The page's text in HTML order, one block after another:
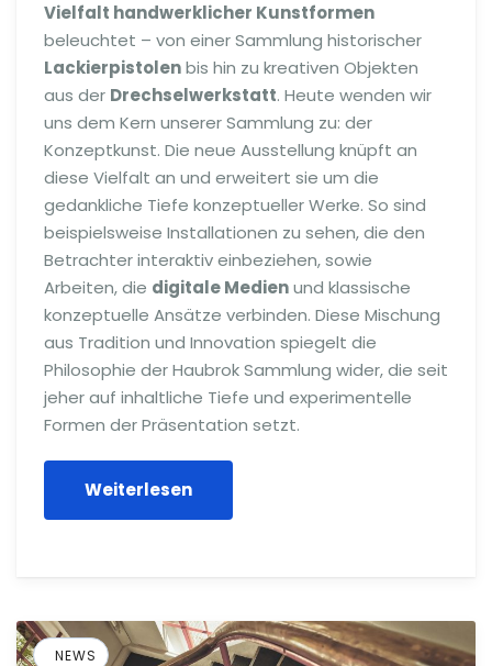
Vielfalt handwerklicher Kunstformen
beleuchtet – von einer Sammlung historischer
Lackierpistolenbis hin zu kreativen Objekten
aus der Drechselwerkstatt. Heute wenden wir
uns dem Kern unserer Sammlung zu: der
Konzeptkunst. Die neue Ausstellung knüpft an
diese Vielfalt an und erweitert sie um die
gedankliche Tiefe konzeptueller Werke. So sind
beispielsweise Installationen zu sehen, die den
Betrachter interaktiv einbeziehen, sowie
Arbeiten, die digitale Medienund klassische
konzeptuelle Ansätze verbinden. Diese Mischung
aus Tradition und Innovation spiegelt die
Philosophie der Haubrok Sammlung wider, die seit
jeher auf inhaltliche Tiefe und experimentelle
Formen der Präsentation setzt.
Weiterlesen
NEWS